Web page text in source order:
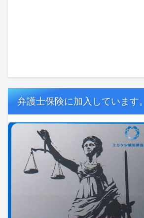
弁護士保険に加入しています。